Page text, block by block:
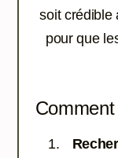
soit crédible
pour que